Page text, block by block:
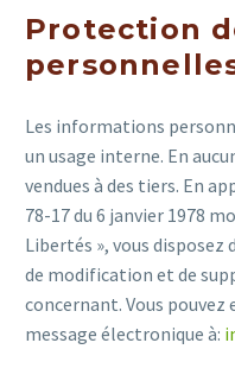
Protection
Les informations
un usage interne. En
vendues à des tiers. En
78-17 du 6 janvier 1978
Libertés », vous disposez
de modification et de
concernant. Vous pouvez
message électronique à: